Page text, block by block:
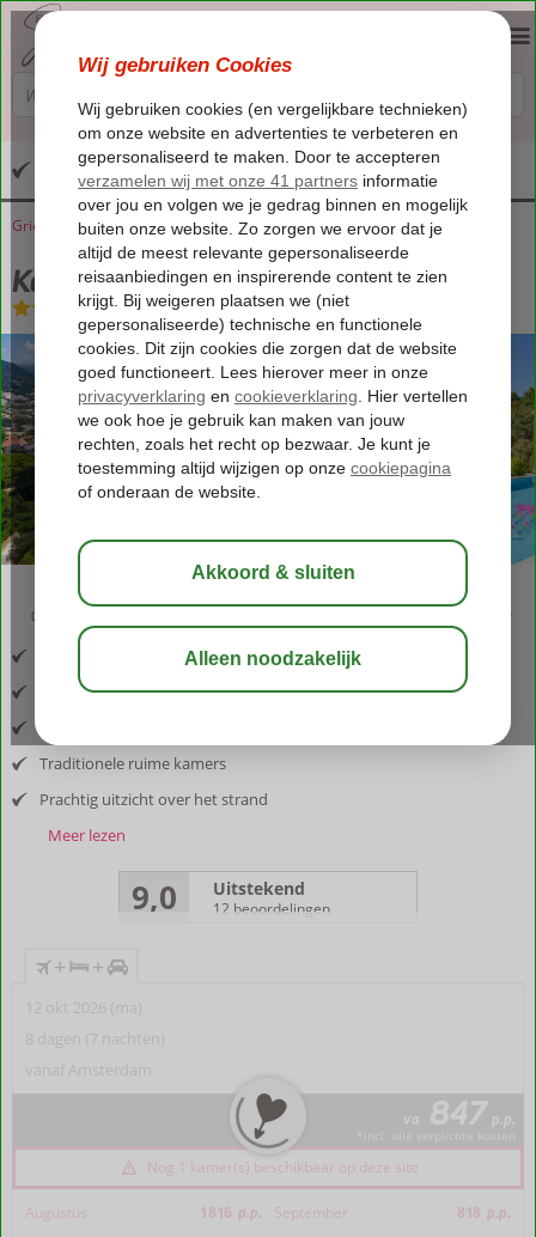
Altijd inclusief huurauto
Home
Griekenland Corfu Pelekas Kallisto Corfu Resorts
Kallisto Corfu Resorts
Logies-Villa
02:50 bewaar
Inclusief vlucht en huurauto
Gelegen in heuvelachtig Pelekas
Traditionele ruime kamers
Prachtig uitzicht over het strand
Meer lezen
9,0 Uitstekend
12 beoordelingen
+ +
12 okt 2026 (ma)
8 dagen (7 nachten)
vanaf Amsterdam
va 847 p.p.
Nog 1 kamer(s) beschikbaar op deze site
Augustus 1816 p.p. September 818 p.p.